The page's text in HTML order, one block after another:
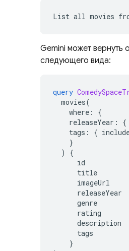
List all movies
Gemini может вернуть
следующего вида:
query
movies(
where :
{
releaseYear : {
tags : {
}
)
{
id
title
imageUrl
releaseYear
genre
rating
description
tags
}